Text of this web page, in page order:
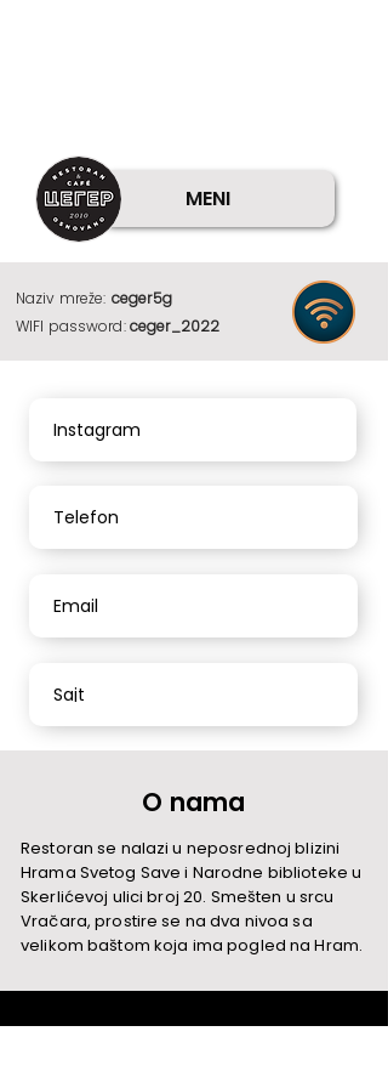
MENI
Naziv mreže: ceger5g
WIFI password:ceger_2022
Instagram
Telefon
Email
Sajt
O nama
Restoran se nalazi u neposrednoj blizini
Hrama Svetog Save i Narodne biblioteke u
Skerlićevoj ulici broj 20. Smešten u srcu
Vračara, prostire se na dva nivoa sa
velikom baštom koja ima pogled na Hram.